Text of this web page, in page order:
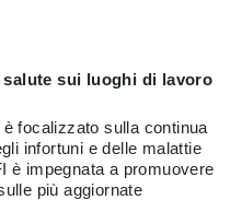
sui luoghi di lavoro
focalizzato sulla continua
infortuni e delle malattie
è impegnata a promuovere
più aggiornate